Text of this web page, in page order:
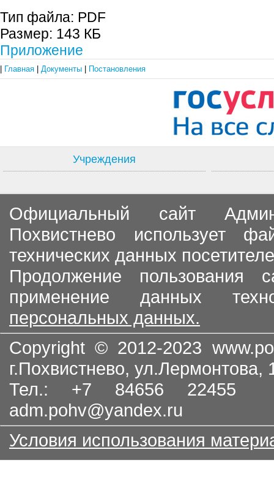
Тип файла: PDF
Размер: 143 КБ
Приложение
Главная Документы Постановления
Учреждения
Официальный сайт
Похвистнево использует
технических данных
Продолжение пользования
применение данных
персональных данных.
Copyright © 2012-2023
г.Похвистнево, ул.Лермонтова,
Тел.: +7 84656
adm.pohv@yandex.ru
Условия использования